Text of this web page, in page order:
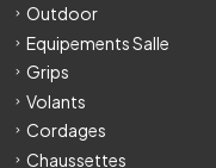
Outdoor
Equipements Salle
Grips
Volants
Cordages
Chaussettes